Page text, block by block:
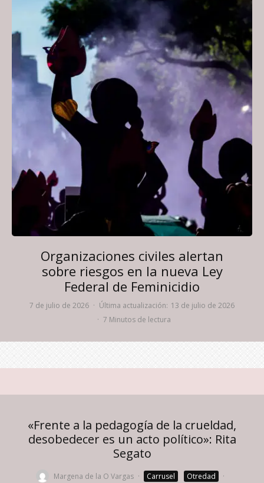
Organizaciones civiles alertan
sobre riesgos en la nueva Ley
Federal de Feminicidio
7 de julio de 2026 · Última actualización: 13 de julio de 2026
· 7 Minutos de lectura
«Frente a la pedagogía de la crueldad,
desobedecer es un acto político»: Rita
Segato
Margena de la O Vargas · Carrusel Otredad
·